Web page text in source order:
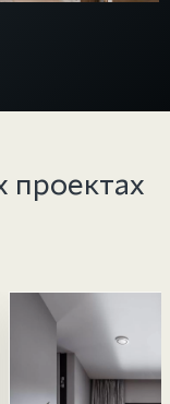
проектах